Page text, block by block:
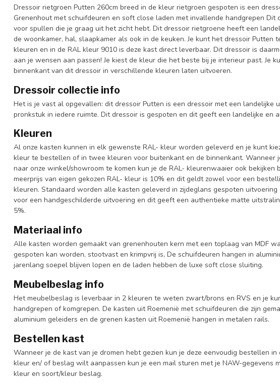
Dressoir rietgroen Putten 260cm breed in de kleur rietgroen gespoten is een
Grenenhout met schuifdeuren en soft close laden met invallende handgrepen Dit
voor spullen die je graag uit het zicht hebt. Dit dressoir rietgroene heeft een
de woonkamer, hal, slaapkamer als ook in de keuken. Je kunt het dressoir Putten
kleuren en in de RAL kleur 9010 is deze kast direct leverbaar. Dit dressoir is
aan je wensen aan passen! Je kiest de kleur die het beste bij je interieur past. Je
binnenkant van dit dressoir in verschillende kleuren laten uitvoeren.
Dressoir collectie info
Het is je vast al opgevallen: dit dressoir Putten is een dressoir met een landelijke
pronkstuk in iedere ruimte. Dit dressoir is gespoten en dit geeft een landelijke en
Kleuren
Al onze kasten kunnen in elk gewenste RAL- kleur worden geleverd en je kunt
kleur te bestellen of in twee kleuren voor buitenkant en de binnenkant. Wanneer
naar onze winkel/showroom te komen kun je de RAL- kleurenwaaier ook bekijken
meerprijs van eigen gekozen RAL- kleur is 10% en dit geldt zowel voor een
kleuren. Standaard worden alle kasten geleverd in zijdeglans gespoten uitvoering
voor een handgeschilderde uitvoering en dit geeft een authentieke matte
5%.
Materiaal info
Alle kasten worden gemaakt van grenenhouten kern met een toplaag van MDF
gespoten kan worden, stootvast en krimpvrij is, De schuifdeuren hangen in
jarenlang soepel blijven lopen en de laden hebben de luxe soft close sluiting.
Meubelbeslag info
Het meubelbeslag is leverbaar in 2 kleuren te weten zwart/brons en RVS en je
handgrepen of komgrepen. De kasten uit Roemenië met schuifdeuren die zijn
aluminium geleiders en de grenen kasten uit Roemenië hangen in metalen rails.
Bestellen kast
Wanneer je de kast van je dromen hebt gezien kun je deze eenvoudig bestellen
kleur en/ of beslag wilt aanpassen kun je een mail sturen met je NAW-gegevens
kleur en soort/kleur beslag.